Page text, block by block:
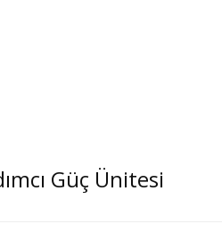
Güç Ünitesi